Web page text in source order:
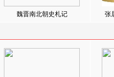
魏晋南北朝史札记 张